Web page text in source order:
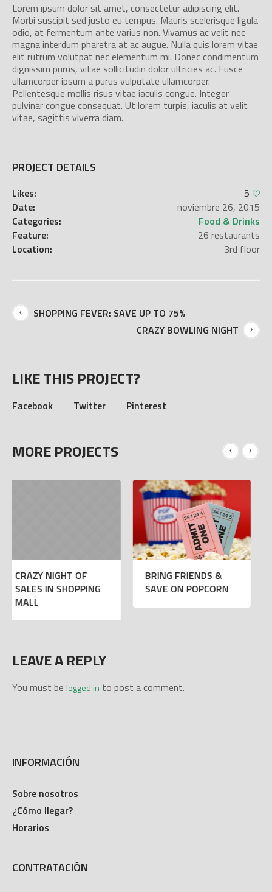
Lorem ipsum dolor sit amet, consectetur adipiscing elit.
Morbi suscipit sed justo eu tempus. Mauris scelerisque ligula
odio, at fermentum ante varius non. Vivamus ac velit nec
magna interdum pharetra at ac augue. Nulla quis lorem vitae
elit rutrum volutpat nec elementum mi. Donec condimentum
dignissim purus, vitae sollicitudin dolor ultricies ac. Fusce
ullamcorper ipsum a purus vulputate ullamcorper.
Pellentesque mollis risus vitae iaculis congue. Integer
pulvinar congue consequat. Ut lorem turpis, iaculis at velit
vitae, sagittis viverra diam.
PROJECT DETAILS
Likes:
5
Date:
noviembre 26, 2015
Categories:
Food & Drinks
Feature:
26 restaurants
Location:
3rd floor
SHOPPING FEVER: SAVE UP TO 75%
CRAZY BOWLING NIGHT
LIKE THIS PROJECT?
Facebook Twitter Pinterest
MORE PROJECTS
BRING FRIENDS &
SAVE ON POPCORN
CRAZY BOWLING
NIGHT
¿Cómo llegar?
Horarios